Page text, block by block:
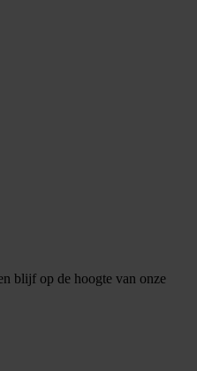
blijf op de hoogte van onze